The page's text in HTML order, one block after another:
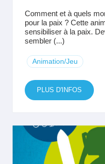
Comment et à quels
pour la paix ? Cette
sensibiliser à la paix.
sembler (...)
Animation/Jeu
PLUS D'INFOS